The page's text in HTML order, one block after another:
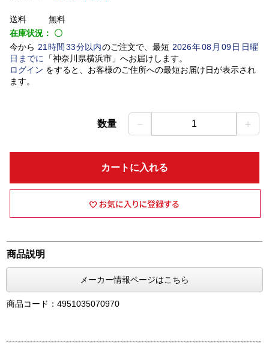
送料
無料
在庫状況： 〇
今から 21 時間 33分以内のご注文で、最短 2026年08 月 09日日曜
日 までに 「神奈川県横浜市」 へお届けします。
ログイン をすると、お客様のご住所への最短お届け日が表示され
ます。
数量 － 1 ＋
カートに入れる
商品説明
メーカー情報ページはこちら
商品コード：4951035070970
-------------------------------------------------------------------------------------